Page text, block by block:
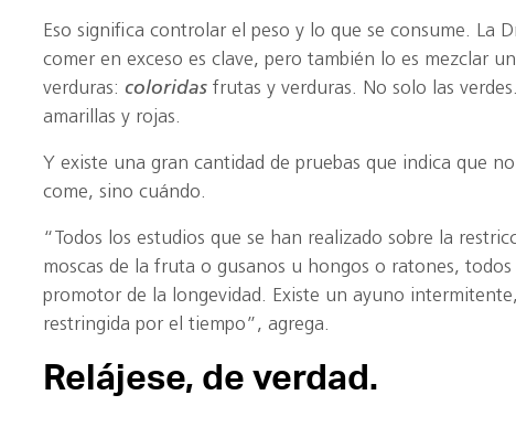
Eso significa controlar el peso y lo que se consume. La
comer en exceso es clave, pero también lo es mezclar
verduras: coloridas frutas y verduras. No solo las
amarillas y rojas.
Y existe una gran cantidad de pruebas que indica que
come, sino cuándo.
“Todos los estudios que se han realizado sobre la
moscas de la fruta o gusanos u hongos o ratones,
promotor de la longevidad. Existe un ayuno
restringida por el tiempo”, agrega.
Relájese, de verdad.